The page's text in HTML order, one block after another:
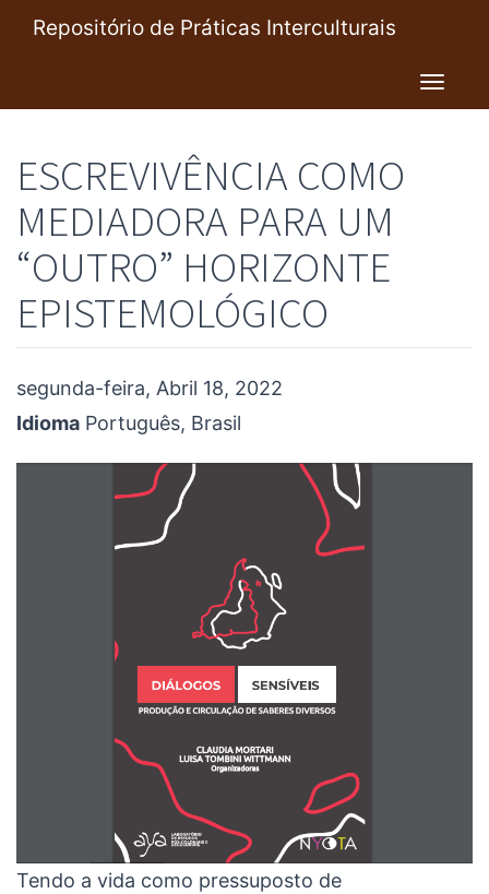
PularRepositório de Práticas Interculturais
ESCREVIVÊNCIA COMO
MEDIADORA PARA UM
“OUTRO” HORIZONTE
EPISTEMOLÓGICO
segunda-feira, Abril 18, 2022
Idioma Português, Brasil
Tendo a vida como pressuposto de